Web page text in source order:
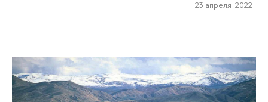
23 апреля 2022